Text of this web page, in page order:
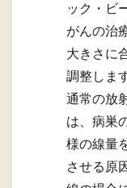
ック・ビ
がんの治
大きさに
調整しま
通常の放
は、病巣
様の線量
させる原